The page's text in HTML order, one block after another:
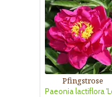
Pfingstrose